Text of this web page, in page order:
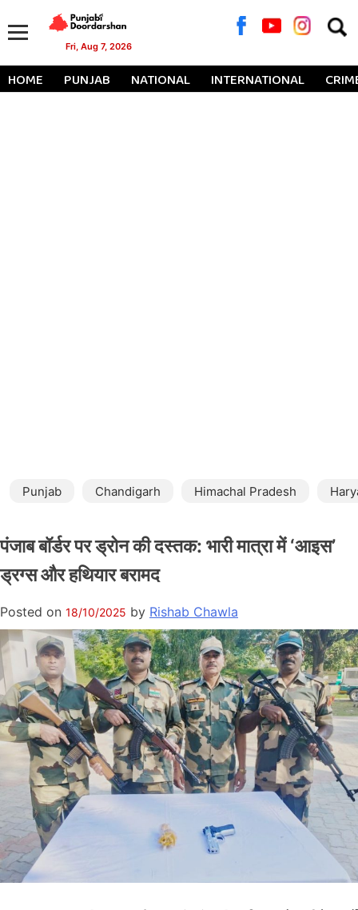
Fri, Aug 7, 2026
for:
HOME PUNJAB NATIONAL INTERNATIONAL
Punjab Chandigarh Himachal Pradesh
पंजाब बॉर्डर पर ड्रोन की दस्तक: भारी मात्रा में ‘आइस’
ड्रग्स और हथियार बरामद
Posted on 18/10/2025 by Rishab Chawla